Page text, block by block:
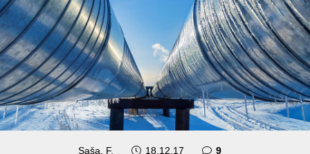
Saša. F. 18.12.17 9komentara